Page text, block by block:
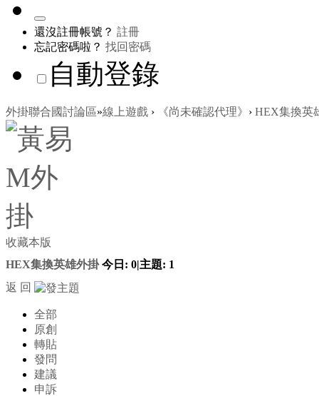
還沒註冊帳號？ 註冊
忘記密碼啦？ 找回密碼
自動登錄
外掛聯合國討論區»線上遊戲 › 《尚未確認代理》 › HEX集換英
收藏本版
HEX集換英雄外掛 今日: 0|主題: 1
返 回
全部
原創
轉貼
發問
建議
申訴